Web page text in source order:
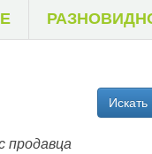
продавца